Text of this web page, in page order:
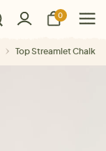
0
Top Streamlet Chalk